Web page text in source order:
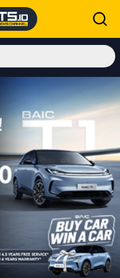
5 Senjata Favorit